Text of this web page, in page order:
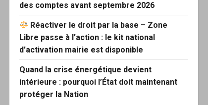
des comptes avant septembre 2026
Réactiver le droit par la base – Zone
Libre passe à l’action : le kit national
d’activation mairie est disponible
Quand la crise énergétique devient
intérieure : pourquoi l’État doit maintenant
protéger la Nation